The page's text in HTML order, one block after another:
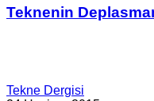
Teknenin
Tekne Dergisi